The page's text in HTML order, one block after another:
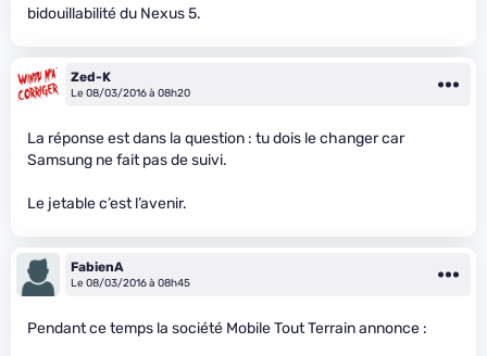
bidouillabilité du Nexus 5.
Zed-K
Le 08/03/2016 à 08h20
La réponse est dans la question : tu dois le changer car
Samsung ne fait pas de suivi.
Le jetable c’est l’avenir.
FabienA
Le 08/03/2016 à 08h45
Pendant ce temps la société Mobile Tout Terrain annonce :